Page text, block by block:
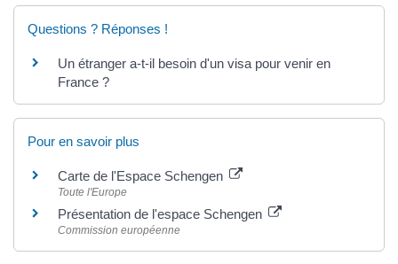
Questions ? Réponses !
Un étranger a-t-il besoin d'un visa pour venir en
France ?
Pour en savoir plus
Carte de l'Espace Schengen
Toute l'Europe
Présentation de l'espace Schengen
Commission européenne